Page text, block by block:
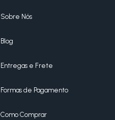
Sobre Nós
Blog
Entregas e Frete
Formas de Pagamento
Como Comprar